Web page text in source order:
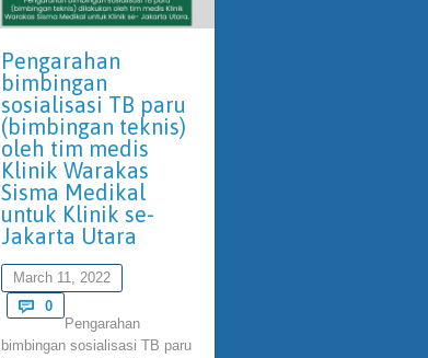
Pengarahan
bimbingan
sosialisasi TB paru
(bimbingan teknis)
oleh tim medis
Klinik Warakas
Sisma Medikal
untuk Klinik se-
Jakarta Utara
March 11, 2022

0Comments
Pengarahan
bimbingan sosialisasi TB paru